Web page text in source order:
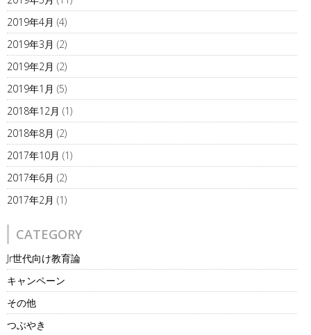
2019年4月 (4)
2019年3月 (2)
2019年2月 (2)
2019年1月 (5)
2018年12月 (1)
2018年8月 (2)
2017年10月 (1)
2017年6月 (2)
2017年2月 (1)
CATEGORY
Jr世代向け教育論
キャンペーン
その他
つぶやき